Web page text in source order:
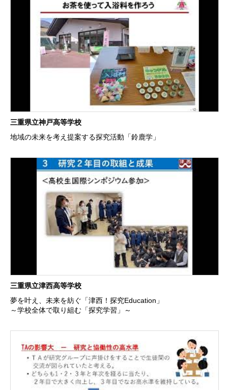
三重県立神戸高等学校
地域の未来を考え提案する探究活動「鈴鹿学」
三重県立津西高等学校
夢を叶え、未来を紡ぐ「津西！探究Education」
～学校全体で取り組む「探究学習」～